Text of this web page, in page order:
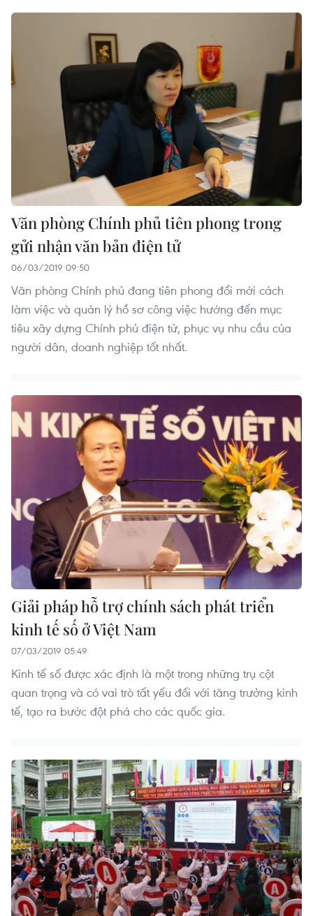
Văn phòng Chính phủ tiên phong trong
gửi nhận văn bản điện tử
06/03/2019 09:50
Văn phòng Chính phủ đang tiên phong đổi mới cách
làm việc và quản lý hồ sơ công việc hướng đến mục
tiêu xây dựng Chính phủ điện tử, phục vụ nhu cầu của
người dân, doanh nghiệp tốt nhất.
Giải pháp hỗ trợ chính sách phát triển
kinh tế số ở Việt Nam
07/03/2019 05:49
Kinh tế số được xác định là một trong những trụ cột
quan trọng và có vai trò tất yếu đối với tăng trưởng kinh
tế, tạo ra bước đột phá cho các quốc gia.